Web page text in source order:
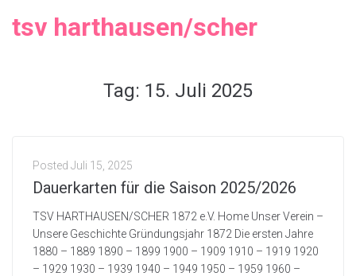
tsv harthausen/scher
Tag: 15. Juli 2025
Posted Juli 15, 2025
Dauerkarten für die Saison 2025/2026
TSV HARTHAUSEN/SCHER 1872 e.V. Home Unser Verein –
Unsere Geschichte Gründungsjahr 1872 Die ersten Jahre
1880 – 1889 1890 – 1899 1900 – 1909 1910 – 1919 1920
– 1929 1930 – 1939 1940 – 1949 1950 – 1959 1960 –